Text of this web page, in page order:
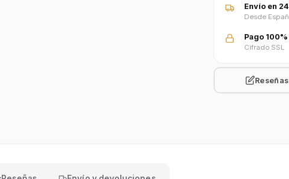
Envío en
Desde
Pago
Cifrado SSL
Reseñas